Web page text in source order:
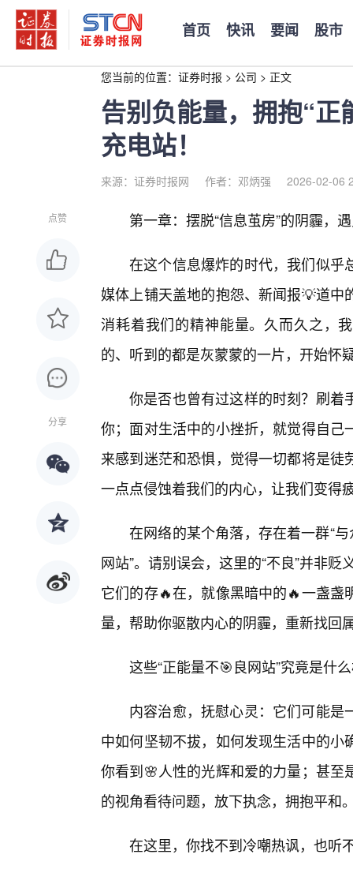
首页 快讯 要闻 股市
您当前的位置： 证券时报 > 公司 > 正文
告别负能量，拥抱“
充电站！
来源：证券时报网 作者：邓炳强 2026-02-06
点赞
分享
第一章：摆脱“信息茧房”的阴霾，
在这个信息爆炸的时代，我们似乎
媒体上铺天盖地的抱怨、新闻报💡道
消耗着我们的精神能量。久而久之，
的、听到的都是灰蒙蒙的一片，开始怀
你是否也曾有过这样的时刻？刷着
你；面对生活中的小挫折，就觉得自
来感到迷茫和恐惧，觉得一切都将是
一点点侵蚀着我们的内心，让我们变得
在网络的某个角落，存在着一群“
网站”。请别误会，这里的“不良”并非贬
它们的存🔥在，就像黑暗中的🔥一盏
量，帮助你驱散内心的阴霾，重新找回
这些“正能量不🎯良网站”究竟是什
内容治愈，抚慰心灵：它们可能
中如何坚韧不拔，如何发现生活中的
你看到🌸人性的光辉和爱的力量；甚
的视角看待问题，放下执念，拥抱平和
在这里，你找不到冷嘲热讽，也听